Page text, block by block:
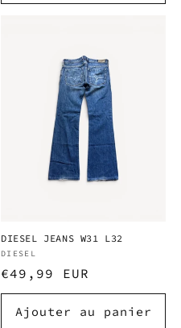
DIESEL JEANS W31 L32
Fournisseur :
DIESEL
Prix
habituel
€49,99 EUR
Ajouter au panier